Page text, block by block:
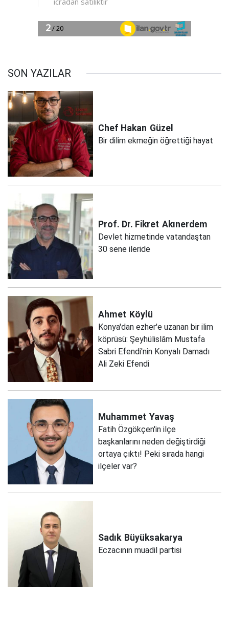
SON YAZILAR
Chef Hakan Güzel
Bir dilim ekmeğin öğrettiği hayat
Prof. Dr. Fikret Akınerdem
Devlet hizmetinde vatandaştan
30 sene ileride
Ahmet Köylü
Konya'dan ezher'e uzanan bir ilim
köprüsü: Şeyhülislâm Mustafa
Sabri Efendi'nin Konyalı Damadı
Ali Zeki Efendi
Muhammet Yavaş
Fatih Özgökçen'in ilçe
başkanlarını neden değiştirdiği
ortaya çıktı! Peki sırada hangi
ilçeler var?
Sadık Büyüksakarya
Eczacının muadil partisi